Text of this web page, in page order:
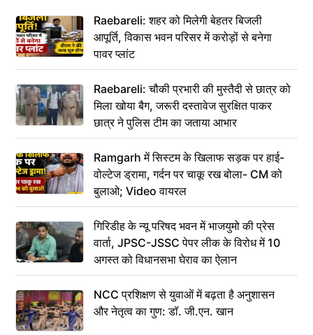
Raebareli: शहर को मिलेगी बेहतर बिजली
आपूर्ति, विकास भवन परिसर में करोड़ों से बनेगा
पावर प्लांट
Raebareli: चौकी प्रभारी की मुस्तैदी से छात्र को
मिला खोया बैग, जरूरी दस्तावेज सुरक्षित पाकर
छात्र ने पुलिस टीम का जताया आभार
Ramgarh में सिस्टम के खिलाफ सड़क पर हाई-
वोल्टेज ड्रामा, गर्दन पर चाकू रख बोला- CM को
बुलाओ; Video वायरल
गिरिडीह के न्यू परिषद भवन में भाजयुमो की प्रेस
वार्ता, JPSC-JSSC पेपर लीक के विरोध में 10
अगस्त को विधानसभा घेराव का ऐलान
NCC प्रशिक्षण से युवाओं में बढ़ता है अनुशासन
और नेतृत्व का गुण: डॉ. जी.एन. खान